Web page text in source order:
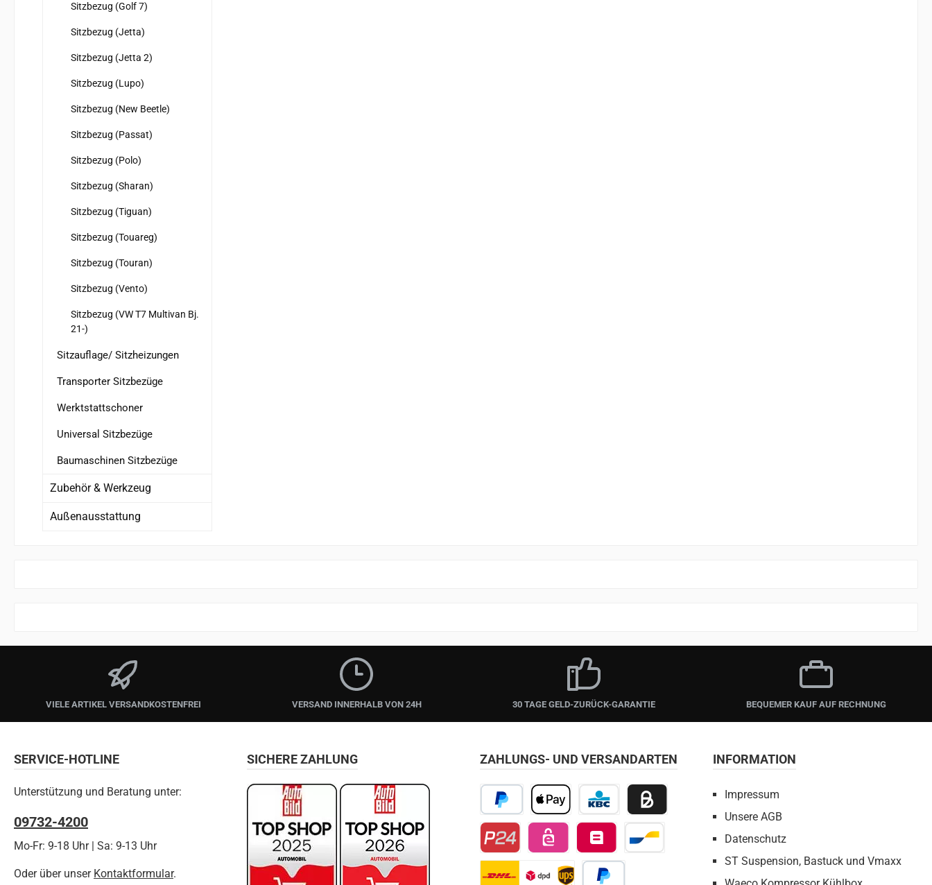
Sitzbezug (Golf 7)
Sitzbezug (Jetta)
Sitzbezug (Jetta 2)
Sitzbezug (Lupo)
Sitzbezug (New Beetle)
Sitzbezug (Passat)
Sitzbezug (Polo)
Sitzbezug (Sharan)
Sitzbezug (Tiguan)
Sitzbezug (Touareg)
Sitzbezug (Touran)
Sitzbezug (Vento)
Sitzbezug (VW T7 Multivan Bj.
21-)
Sitzauflage/ Sitzheizungen
Transporter Sitzbezüge
Werktstattschoner
Universal Sitzbezüge
Baumaschinen Sitzbezüge
Zubehör & Werkzeug
Außenausstattung
VIELE ARTIKEL VERSANDKOSTENFREI VERSAND INNERHALB VON 24H 30 TAGE GELD-ZURÜCK-GARANTIE BEQUEMER KAUF AUF RECHNUNG
SERVICE-HOTLINE
Unterstützung und Beratung unter:
09732-4200
Mo-Fr: 9-18 Uhr | Sa: 9-13 Uhr
Oder über unser Kontaktformular.
ZAHLUNGS- UND VERSANDARTEN
PayPal Apple PayKBC/CBC PaymentBillie / Kauf auf Rechnung
Przelewy24 Belfius Direct Net
Bancontact
INFORMATION
Impressum
Unsere AGB
Datenschutz
ST Suspension, Bastuck und Vmaxx
SICHERE ZAHLUNG